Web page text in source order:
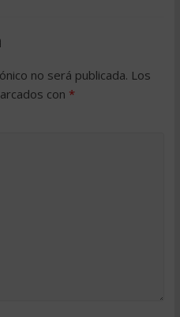
no será publicada. Los
con *